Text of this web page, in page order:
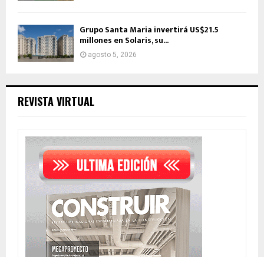
Grupo Santa Maria invertirá US$21.5
millones en Solaris, su...
agosto 5, 2026
REVISTA VIRTUAL